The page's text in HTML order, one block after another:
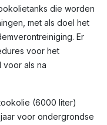
die worden
met als doel het
Er
voor het
als na
(6000 liter)
voor ondergrondse